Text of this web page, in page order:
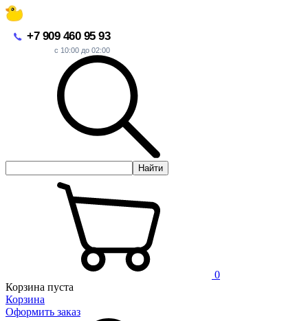
+7 909 460 95 93
с 10:00 до 02:00
Найти
0
Корзина пуста
Корзина
Оформить заказ